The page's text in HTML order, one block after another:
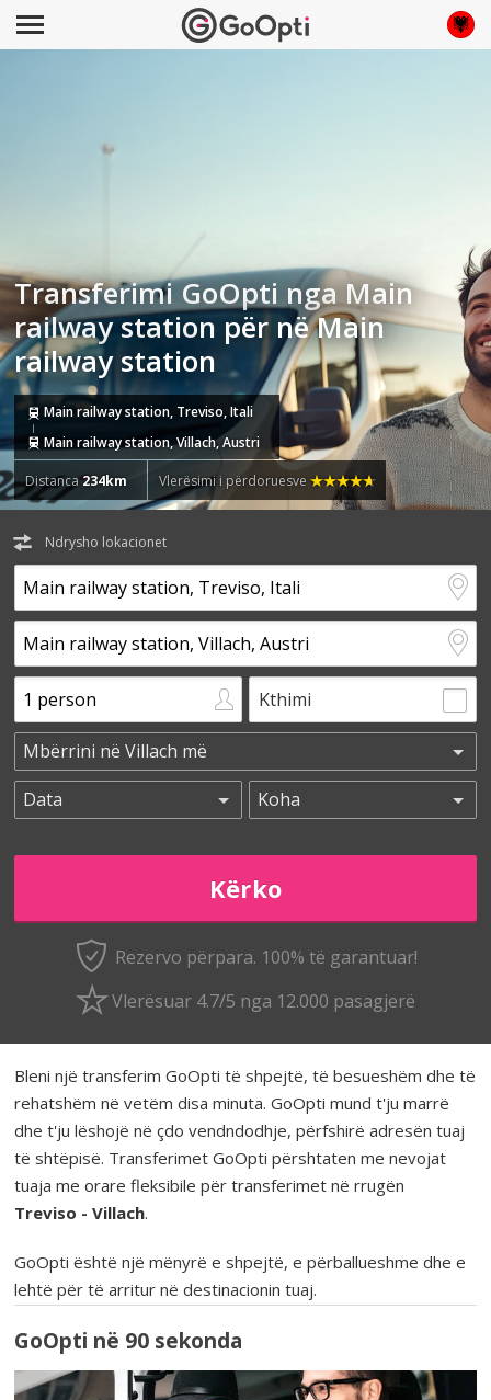
Transferimi GoOpti nga Main
railway station për në Main
railway station
Main railway station, Treviso, Itali
Main railway station, Villach, Austri
Distanca234km Vlerësimi i përdoruesve
Ndrysho lokacionet
Kthimi
Rezervo përpara. 100% të garantuar!
Vlerësuar 4.7/5 nga 12.000 pasagjerë
Bleni një transferim GoOpti të shpejtë, të besueshëm dhe të
rehatshëm në vetëm disa minuta. GoOpti mund t'ju marrë
dhe t'ju lëshojë në çdo vendndodhje, përfshirë adresën tuaj
të shtëpisë. Transferimet GoOpti përshtaten me nevojat
tuaja me orare fleksibile për transferimet në rrugën
Treviso - Villach.
GoOpti është një mënyrë e shpejtë, e përballueshme dhe e
lehtë për të arritur në destinacionin tuaj.
GoOpti në 90 sekonda